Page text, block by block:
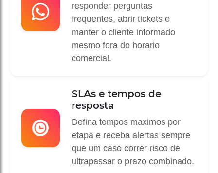
responder perguntas
frequentes, abrir tickets e
manter o cliente informado
mesmo fora do horario
comercial.
SLAs e tempos de
resposta
Defina tempos maximos por
etapa e receba alertas sempre
que um caso correr risco de
ultrapassar o prazo combinado.